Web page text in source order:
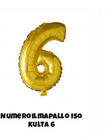
Numeroilmapallo iso
kulta 6